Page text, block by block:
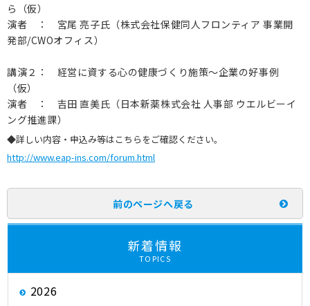
ら（仮）
演者 ： 宮尾 亮子氏（株式会社保健同人フロンティア 事業開
発部/CWOオフィス）
講演２： 経営に資する心の健康づくり施策～企業の好事例
（仮）
演者 ： 吉田 直美氏（日本新薬株式会社 人事部 ウエルビーイ
ング推進課）
◆詳しい内容・申込み等はこちらをご確認ください。
http://www.eap-ins.com/forum.html
前のページへ戻る
新着情報
TOPICS
2026